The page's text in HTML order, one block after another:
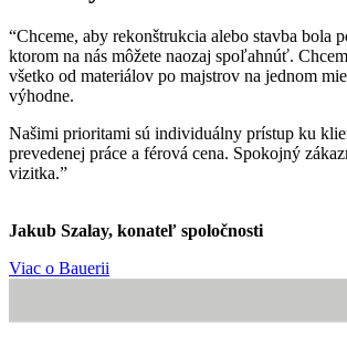
“Chceme, aby rekonštrukcia alebo stavba bola
ktorom na nás môžete naozaj spoľahnúť.
všetko od materiálov po majstrov na jednom
výhodne.
Našimi prioritami sú individuálny prístup ku
prevedenej práce a férová cena. Spokojný
vizitka.”
Jakub Szalay, konateľ spoločnosti
Viac o Bauerii